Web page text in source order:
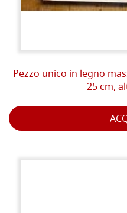
Pezzo unico in legno
25 cm,